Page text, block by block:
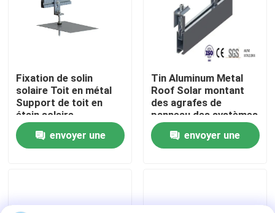
Au sujet de nous
Contrôle de qualité
Contactez-nous
picovolte solaire montant des systèmes
Fixation de solin
solaire Toit en métal
Support de toit en
étain solaire
photovoltaïque
envoyer une
Tin Aluminum Metal
Roof Solar montant
des agrafes de
panneau des systèmes
88M/S
envoyer une